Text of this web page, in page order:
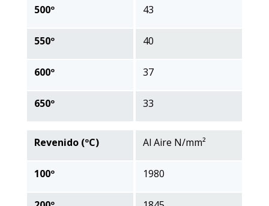
500º
550º
600º
650º
43
40
37
33
Revenido (ºC)
100º
Al Aire N/mm²
1980